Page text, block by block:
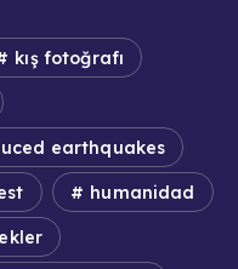
kış fotoğrafı
earthquakes
humanidad